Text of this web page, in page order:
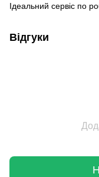
Ідеальний сервіс по
Відгуки